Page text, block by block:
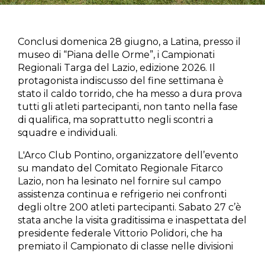
Conclusi domenica 28 giugno, a Latina, presso il
museo di “Piana delle Orme”, i Campionati
Regionali Targa del Lazio, edizione 2026. Il
protagonista indiscusso del fine settimana è
stato il caldo torrido, che ha messo a dura prova
tutti gli atleti partecipanti, non tanto nella fase
di qualifica, ma soprattutto negli scontri a
squadre e individuali.
L'Arco Club Pontino, organizzatore dell’evento
su mandato del Comitato Regionale Fitarco
Lazio, non ha lesinato nel fornire sul campo
assistenza continua e refrigerio nei confronti
degli oltre 200 atleti partecipanti. Sabato 27 c’è
stata anche la visita graditissima e inaspettata del
presidente federale Vittorio Polidori, che ha
premiato il Campionato di classe nelle divisioni